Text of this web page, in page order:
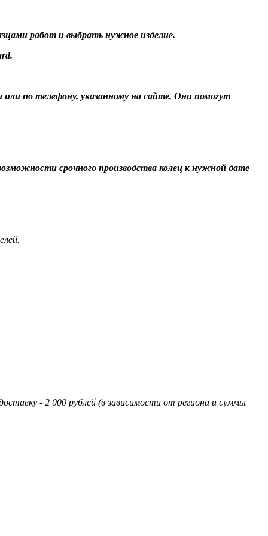
работ и выбрать нужное изделие.
или по телефону, указанному на сайте. Они помогут
срочного производства колец к нужной дате
- 2 000 рублей (в зависимости от региона и суммы